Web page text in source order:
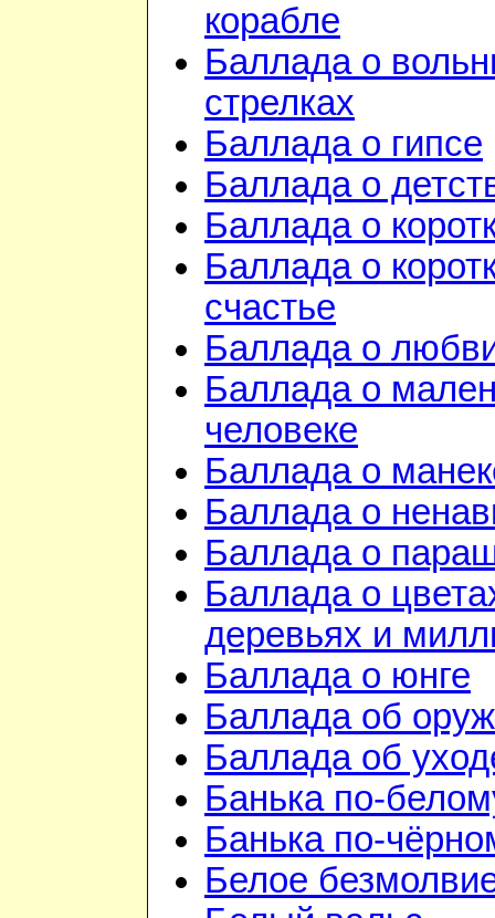
корабле
Баллада о
стрелках
Баллада о гипсе
Баллада о
Баллада о
Баллада о
счастье
Баллада о
Баллада о
человеке
Баллада о
Баллада о
Баллада о
Баллада о
деревьях и
Баллада о юнге
Баллада об
Баллада об
Банька по-
Банька по-
Белое